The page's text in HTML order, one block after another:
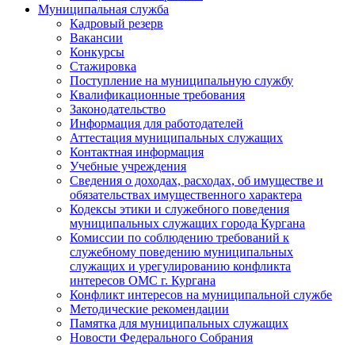
Муниципальная служба
Кадровый резерв
Вакансии
Конкурсы
Стажировка
Поступление на муниципальную службу
Квалификационные требования
Законодательство
Информация для работодателей
Аттестация муниципальных служащих
Контактная информация
Учебные учреждения
Сведения о доходах, расходах, об имуществе и
обязательствах имущественного характера
Кодексы этики и служебного поведения
муниципальных служащих города Кургана
Комиссии по соблюдению требований к
служебному поведению муниципальных
служащих и урегулированию конфликта
интересов ОМС г. Кургана
Конфликт интересов на муниципальной службе
Методические рекомендации
Памятка для муниципальных служащих
Новости Федерального Cобрания